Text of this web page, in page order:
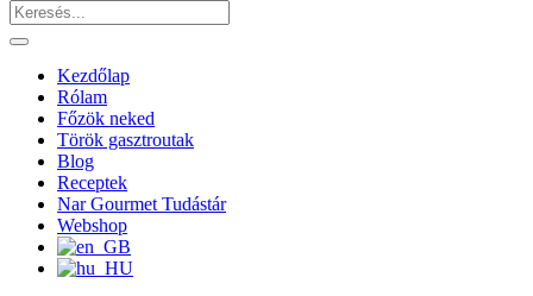
Kezdőlap
Rólam
Főzök neked
Török gasztroutak
Blog
Receptek
Nar Gourmet Tudástár
Webshop